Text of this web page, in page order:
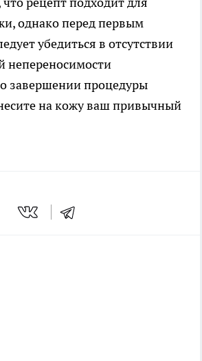
однако перед первым
убедиться в отсутствии
непереносимости
завершении процедуры
на кожу ваш привычный